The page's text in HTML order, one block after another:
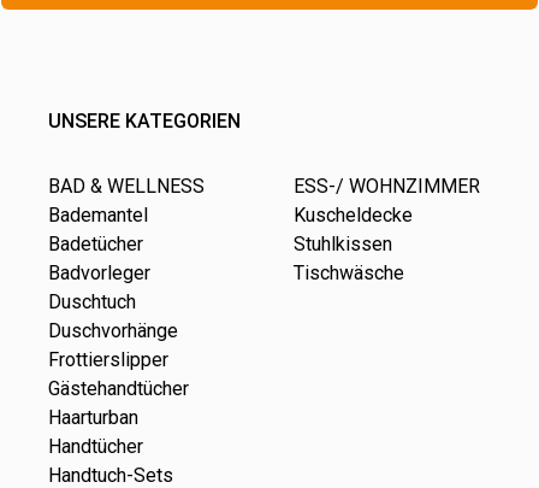
UNSERE KATEGORIEN
BAD & WELLNESS
Bademantel
Badetücher
Badvorleger
Duschtuch
Duschvorhänge
Frottierslipper
Gästehandtücher
Haarturban
Handtücher
Handtuch-Sets
ESS-/ WOHNZIMMER
Kuscheldecke
Stuhlkissen
Tischwäsche